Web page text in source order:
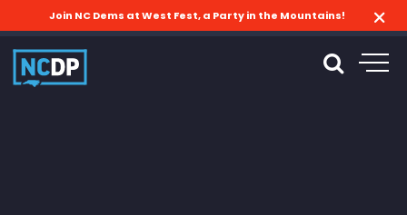
Join NC Dems at West Fest, a Party in the Mountains!